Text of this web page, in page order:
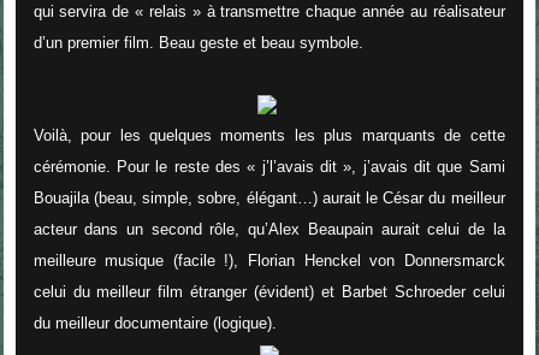
qui servira de « relais » à transmettre chaque année au réalisateur
d’un premier film. Beau geste et beau symbole.
Voilà, pour les quelques moments les plus marquants de cette
cérémonie. Pour le reste des « j’l’avais dit », j’avais dit que Sami
Bouajila(beau, simple, sobre, élégant…) aurait leCésar du meilleur
acteur dans un second rôle ,qu’Alex Beaupainaurait celui de la
meilleure musique (facile !), Florian Henckel von Donnersmarck
celui dumeilleur film étranger (évident) et Barbet Schroedercelui
du meilleur documentaire(logique).